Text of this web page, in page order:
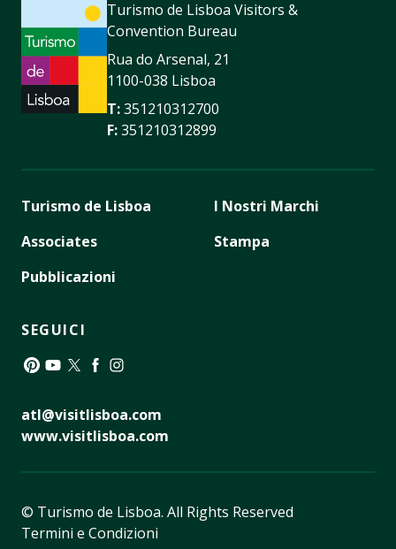
Turismo de Lisboa Visitors &
Convention Bureau
Rua do Arsenal, 21
1100-038 Lisboa
T:351210312700
F:351210312899
Turismo de Lisboa
Associates
Pubblicazioni
I Nostri Marchi
Stampa
SEGUICI
atl@visitlisboa.com
www.visitlisboa.com
© Turismo de Lisboa. All Rights Reserved
Termini e Condizioni